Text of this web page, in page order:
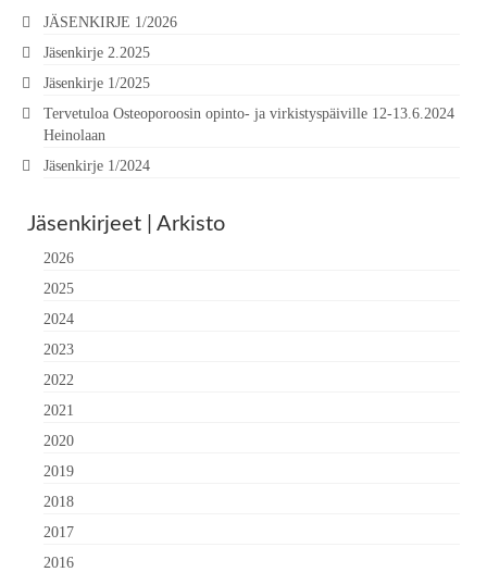
JÄSENKIRJE 1/2026
Jäsenkirje 2.2025
Jäsenkirje 1/2025
Tervetuloa Osteoporoosin opinto- ja virkistyspäiville 12-13.6.2024
Heinolaan
Jäsenkirje 1/2024
Jäsenkirjeet | Arkisto
2026
2025
2024
2023
2022
2021
2020
2019
2018
2017
2016